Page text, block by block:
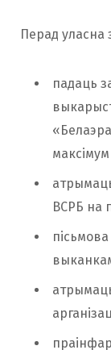
Перад уласна
падаць
ВСРБ на